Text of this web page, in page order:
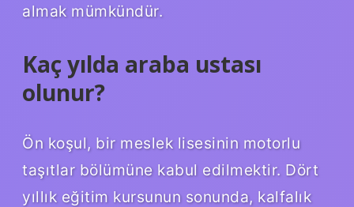
almak mümkündür.
Kaç yılda araba ustası
olunur?
Ön koşul, bir meslek lisesinin motorlu
taşıtlar bölümüne kabul edilmektir. Dört
yıllık eğitim kursunun sonunda, kalfalık